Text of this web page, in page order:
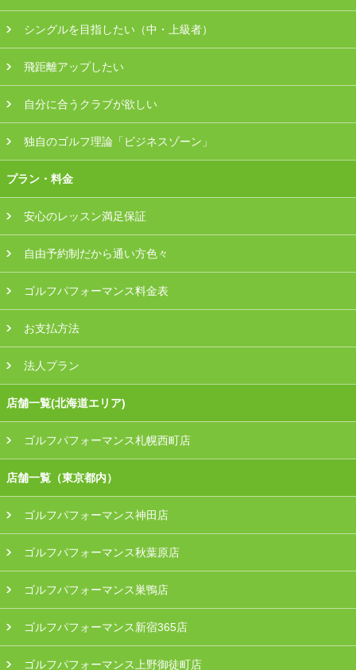
シングルを目指したい（中・上級者）
飛距離アップしたい
自分に合うクラブが欲しい
独自のゴルフ理論「ビジネスゾーン」
プラン・料金
安心のレッスン満足保証
自由予約制だから通い方色々
ゴルフパフォーマンス料金表
お支払方法
法人プラン
店舗一覧(北海道エリア)
ゴルフパフォーマンス札幌西町店
店舗一覧（東京都内）
ゴルフパフォーマンス神田店
ゴルフパフォーマンス秋葉原店
ゴルフパフォーマンス巣鴨店
ゴルフパフォーマンス新宿365店
ゴルフパフォーマンス上野御徒町店